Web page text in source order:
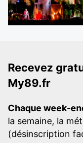
Recevez
My89.fr
Chaque week-
la semaine, la
(désinscription